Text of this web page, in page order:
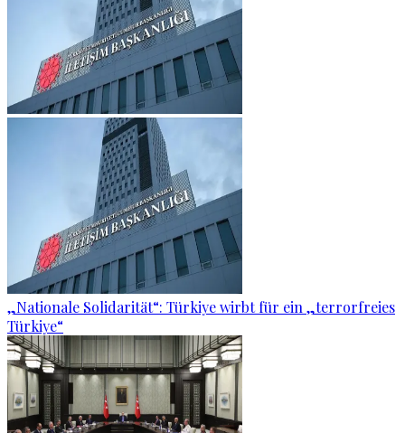
„Nationale Solidarität“: Türkiye wirbt für ein „terrorfreies
Türkiye“